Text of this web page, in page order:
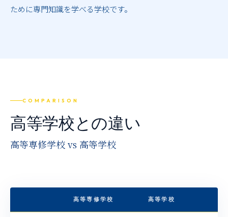
ために専門知識を学べる学校です。
COMPARISON
高等学校との違い
高等専修学校 vs 高等学校
高等専修学校 高等学校